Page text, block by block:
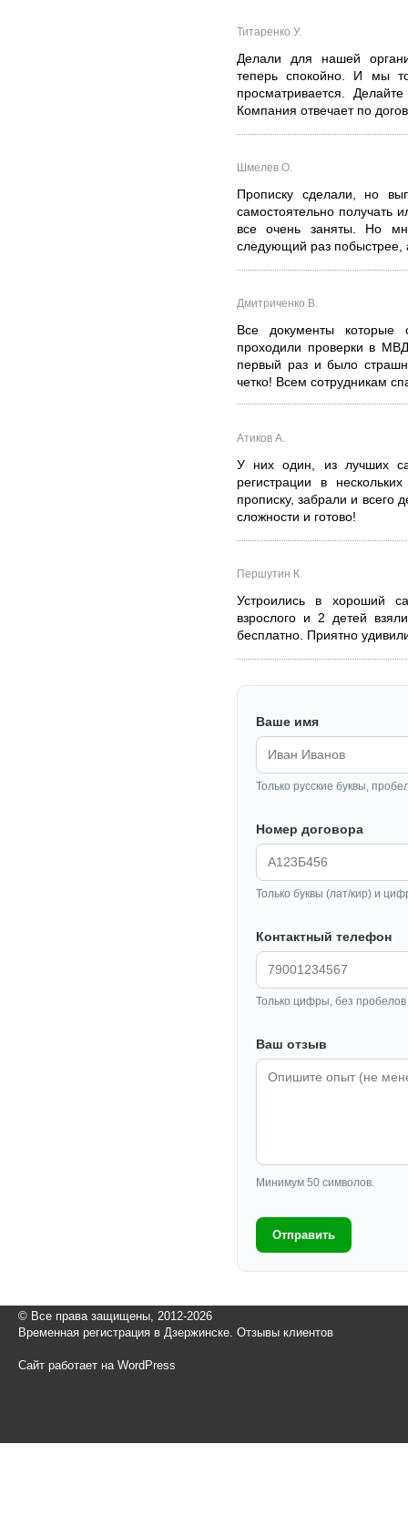
Титаренко У.
Делали для нашей
теперь спокойно. И мы
просматривается.
Компания отвечает по
Шмелев О.
Прописку сделали, но
самостоятельно получать
все очень заняты. Но
следующий раз побыстрее,
Дмитриченко В.
Все документы
проходили проверки в
первый раз и было
четко! Всем сотрудникам
Атиков А.
У них один, из лучших
регистрации в
прописку, забрали и всего
сложности и готово!
Першутин К.
Устроились в хороший
взрослого и 2 детей
бесплатно. Приятно
Ваше имя
Только русские буквы,
Номер договора
Только буквы (лат/кир) и
Контактный телефон
Только цифры, без
Ваш отзыв
Минимум 50 символов.
Отправить
© Все права защищены, 2012-2026
Временная регистрация в Дзержинске. Отзывы клиентов
Сайт работает на WordPress